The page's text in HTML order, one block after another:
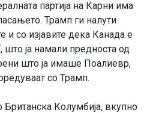
партија на Карни има
Трамп ги налути
и со изјавите дека Канада е
ја намали предноста од
што ја имаше Поалиевр,
со Трамп.
Колумбија, вкупно